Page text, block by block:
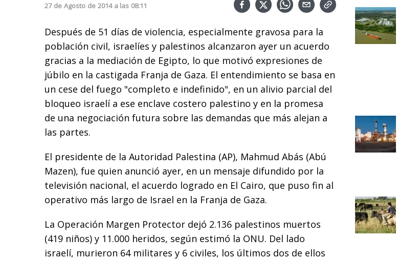
27 de Agosto de 2014 a las 08:11
Después de 51 días de violencia, especialmente gravosa para la
población civil, israelíes y palestinos alcanzaron ayer un acuerdo
gracias a la mediación de Egipto, lo que motivó expresiones de
júbilo en la castigada Franja de Gaza. El entendimiento se basa en
un cese del fuego "completo e indefinido", en un alivio parcial del
bloqueo israelí a ese enclave costero palestino y en la promesa
de una negociación futura sobre las demandas que más alejan a
las partes.
El presidente de la Autoridad Palestina (AP), Mahmud Abás (Abú
Mazen), fue quien anunció ayer, en un mensaje difundido por la
televisión nacional, el acuerdo logrado en El Cairo, que puso fin al
operativo más largo de Israel en la Franja de Gaza.
La Operación Margen Protector dejó 2.136 palestinos muertos
(419 niños) y 11.000 heridos, según estimó la ONU. Del lado
israelí, murieron 64 militares y 6 civiles, los últimos dos de ellos